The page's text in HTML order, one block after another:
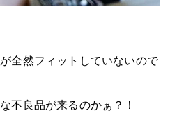
全然フィットしていないので
不良品が来るのかぁ？！